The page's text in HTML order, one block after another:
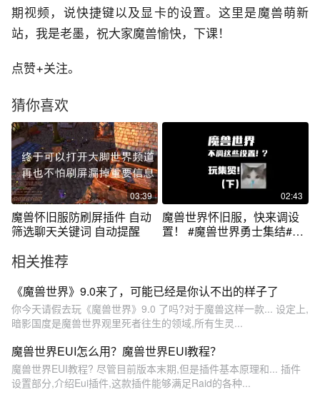
期视频，说快捷键以及显卡的设置。这里是魔兽萌新
站，我是老墨，祝大家魔兽愉快，下课！
点赞+关注。
猜你喜欢
03:39
魔兽怀旧服防刷屏插件 自动
筛选聊天关键词 自动提醒
02:43
魔兽世界怀旧服，快来调设
置！ #魔兽世界勇士集结#魔
相关推荐
《魔兽世界》9.0来了，可能已经是你认不出的样子了
你今天请假去玩《魔兽世界》9.0 了吗?对于魔兽这样一款... 设定上,
暗影国度是魔兽世界观里死者往生的领域,所有生灵...
魔兽世界EUI怎么用？魔兽世界EUI教程？
魔兽世界EUI教程? 尽管目前版本末期,但是插件基本原理和... 插件
设置部分,介绍Eui插件,这款插件能够满足Raid的各种...